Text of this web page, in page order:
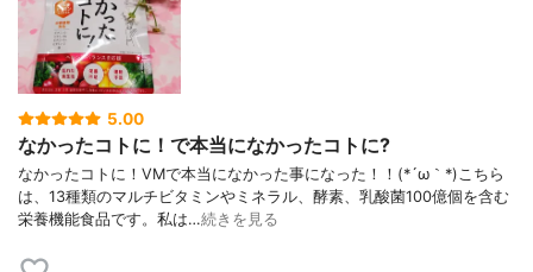
5.00
なかったコトに！で本当になかったコトに?
なかったコトに！VMで本当になかった事になった！！(*´ω｀*)こちら
は、13種類のマルチビタミンやミネラル、酵素、乳酸菌100億個を含む
栄養機能食品です。私は…続きを見る